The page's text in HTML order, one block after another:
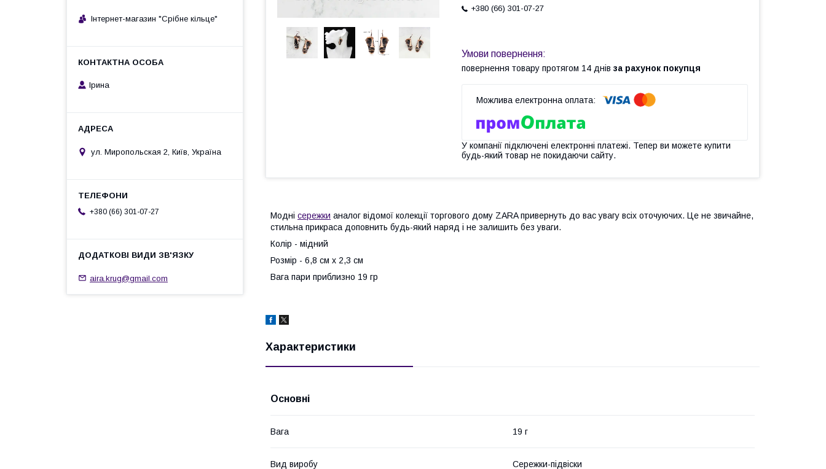
+380 (66) 301-07-27
повернення товару протягом 14 днів за рахунок покупця
У компанії підключені електронні платежі. Тепер ви можете купити
будь-який товар не покидаючи сайту.
Модні сережки аналог відомої колекції торгового дому ZARA привернуть до вас увагу всіх оточуючих. Це не звичайне,
стильна прикраса доповнить будь-який наряд і не залишить без уваги.
Колір - мідний
Розмір - 6,8 см х 2,3 см
Вага пари приблизно 19 гр
Характеристики
Основні
Вага 19 г
Вид виробу Сережки-підвіски
Інтернет-магазин "Срібне кільце"
Ірина
ул. Миропольская 2, Київ, Україна
+380 (66) 301-07-27
aira.krug@gmail.com